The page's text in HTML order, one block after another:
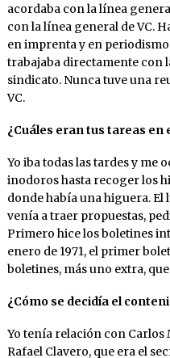
acordaba con la línea
con la línea general de VC.
en imprenta y en
trabajaba directamente con
sindicato. Nunca tuve una
VC.
¿Cuáles eran tus tareas en
Yo iba todas las tardes y me
inodoros hasta recoger los
donde había una higuera. El
venía a traer propuestas,
Primero hice los boletines
enero de 1971, el primer
boletines, más uno extra,
¿Cómo se decidía el
Yo tenía relación con Carlos
Rafael Clavero, que era el